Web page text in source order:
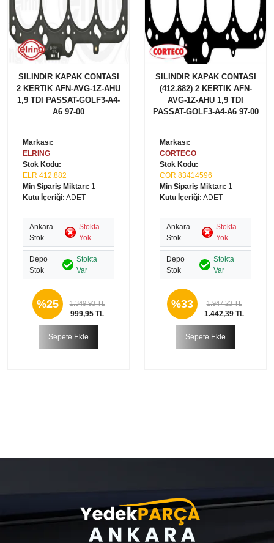
SILINDIR KAPAK CONTASI
2 KERTIK AFN-AVG-1Z-AHU
1,9 TDI PASSAT-GOLF3-A4-
A6 97-00
Markası:
ELRING
Stok Kodu:
ELR 412.882
Min Sipariş Miktarı: 1
Kutu İçeriği: ADET
Ankara
Stok
Stokta
Yok
Depo
Stok
Stokta
Var
%25 1.349,93 TL
999,95 TL
Sepete Ekle
SILINDIR KAPAK CONTASI
(412.882) 2 KERTIK AFN-
AVG-1Z-AHU 1,9 TDI
PASSAT-GOLF3-A4-A6 97-00
Markası:
CORTECO
Stok Kodu:
COR 83414596
Min Sipariş Miktarı: 1
Kutu İçeriği: ADET
Ankara
Stok
Stokta
Yok
Depo
Stok
Stokta
Var
%33 1.947,23 TL
1.442,39 TL
Sepete Ekle